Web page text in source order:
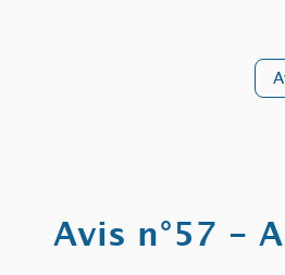
Avis n°57 -